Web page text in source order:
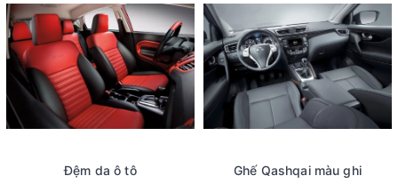
Đệm da ô tô
Ghế Qashqai màu ghi